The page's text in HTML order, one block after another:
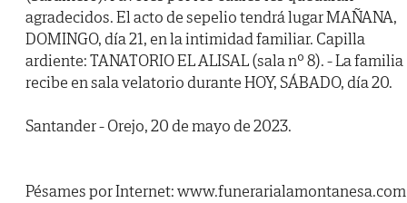
agradecidos. El acto de sepelio tendrá lugar MAÑANA,
DOMINGO, día 21, en la intimidad familiar. Capilla
ardiente: TANATORIO EL ALISAL (sala nº 8). - La familia
recibe en sala velatorio durante HOY, SÁBADO, día 20.
Santander - Orejo, 20 de mayo de 2023.
Pésames por Internet: www.funerarialamontanesa.com